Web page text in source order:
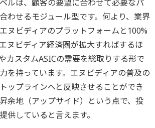
ルは、顧客の要望に合わせて必要なパ
わせるモジュール型です。何より、業界
ヌビディアのプラットフォームと100%
ヌビディア経済圏が拡大すればするほ
カスタムASICの需要を総取りする形で
を持っています。エヌビディアの普及の
ップラインへと反映させることができ
余地（アップサイド）という点で、投
供していると言えます。